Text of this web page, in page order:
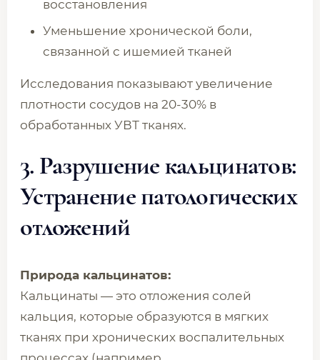
восстановления
Уменьшение хронической боли,
связанной с ишемией тканей
Исследования показывают увеличение
плотности сосудов на 20-30% в
обработанных УВТ тканях.
3. Разрушение кальцинатов:
Устранение патологических
отложений
Природа кальцинатов:
Кальцинаты — это отложения солей
кальция, которые образуются в мягких
тканях при хронических воспалительных